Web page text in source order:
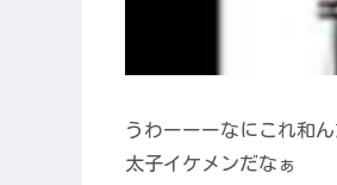
うわーーーなにこれ和ん
太子イケメンだなぁ